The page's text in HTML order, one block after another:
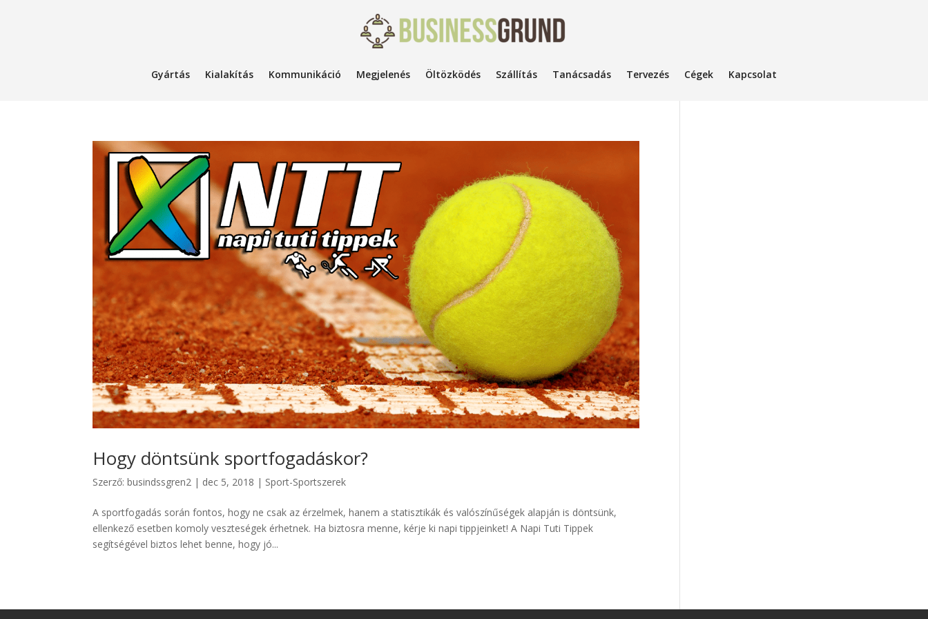
Gyártás Kialakítás Kommunikáció Megjelenés Öltözködés Szállítás Tanácsadás Tervezés Cégek Kapcsolat
Hogy döntsünk sportfogadáskor?
Szerző:busindssgren2 | dec 5, 2018 | Sport-Sportszerek
A sportfogadás során fontos, hogy ne csak az érzelmek, hanem a statisztikák és valószínűségek alapján is döntsünk,
ellenkező esetben komoly veszteségek érhetnek. Ha biztosra menne, kérje ki napi tippjeinket! A Napi Tuti Tippek
segítségével biztos lehet benne, hogy jó...